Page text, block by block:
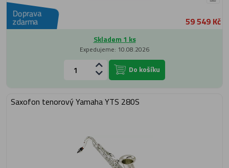
Doprava
zdarma 59 549 Kč
Skladem 1 ks
Expedujeme: 10.08.2026
Do košíku
Saxofon tenorový Yamaha YTS 280S